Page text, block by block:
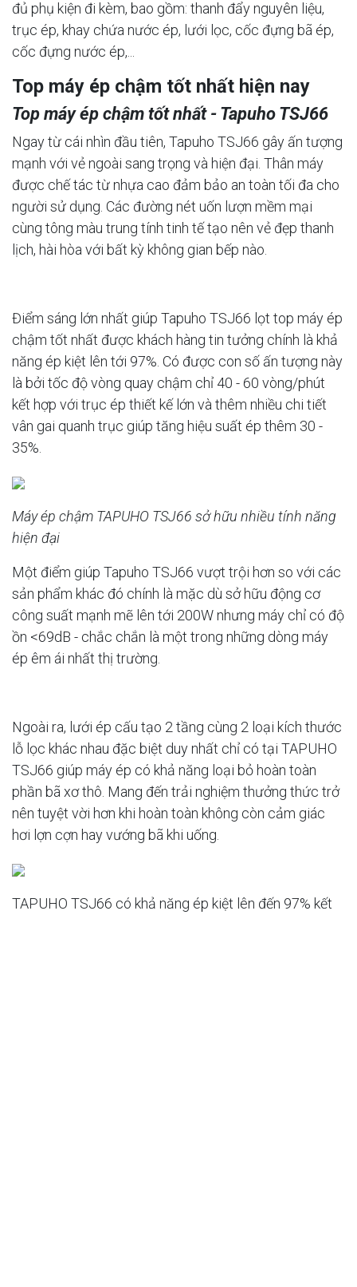
đủ phụ kiện đi kèm, bao gồm: thanh đẩy nguyên liệu,
trục ép, khay chứa nước ép, lưới lọc, cốc đựng bã ép,
cốc đựng nước ép,...
Top máy ép chậm tốt nhất hiện nay
Top máy ép chậm tốt nhất - Tapuho TSJ66
Ngay từ cái nhìn đầu tiên, Tapuho TSJ66 gây ấn tượng
mạnh với vẻ ngoài sang trọng và hiện đại. Thân máy
được chế tác từ nhựa cao đảm bảo an toàn tối đa cho
người sử dụng. Các đường nét uốn lượn mềm mại
cùng tông màu trung tính tinh tế tạo nên vẻ đẹp thanh
lịch, hài hòa với bất kỳ không gian bếp nào.
Điểm sáng lớn nhất giúp Tapuho TSJ66 lọt top máy ép
chậm tốt nhất được khách hàng tin tưởng chính là khả
năng ép kiệt lên tới 97%. Có được con số ấn tượng này
là bởi tốc độ vòng quay chậm chỉ 40 - 60 vòng/phút
kết hợp với trục ép thiết kế lớn và thêm nhiều chi tiết
vân gai quanh trục giúp tăng hiệu suất ép thêm 30 -
35%.
Máy ép chậm TAPUHO TSJ66 sở hữu nhiều tính năng
hiện đại
Một điểm giúp Tapuho TSJ66 vượt trội hơn so với các
sản phẩm khác đó chính là mặc dù sở hữu động cơ
công suất mạnh mẽ lên tới 200W nhưng máy chỉ có độ
ồn <69dB - chắc chắn là một trong những dòng máy
ép êm ái nhất thị trường.
Ngoài ra, lưới ép cấu tạo 2 tầng cùng 2 loại kích thước
lỗ lọc khác nhau đặc biệt duy nhất chỉ có tại TAPUHO
TSJ66 giúp máy ép có khả năng loại bỏ hoàn toàn
phần bã xơ thô. Mang đến trải nghiệm thưởng thức trở
nên tuyệt vời hơn khi hoàn toàn không còn cảm giác
hơi lợn cợn hay vướng bã khi uống.
TAPUHO TSJ66 có khả năng ép kiệt lên đến 97% kết